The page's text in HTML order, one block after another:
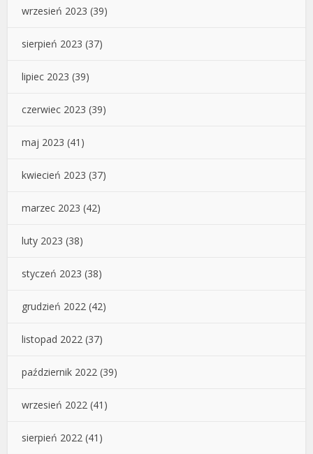
wrzesień 2023 (39)
sierpień 2023 (37)
lipiec 2023 (39)
czerwiec 2023 (39)
maj 2023 (41)
kwiecień 2023 (37)
marzec 2023 (42)
luty 2023 (38)
styczeń 2023 (38)
grudzień 2022 (42)
listopad 2022 (37)
październik 2022 (39)
wrzesień 2022 (41)
sierpień 2022 (41)